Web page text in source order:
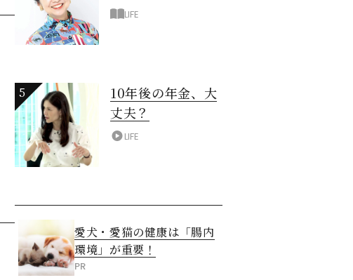
一つでどこへでも
LIFE
5
10年後の年金、大
丈夫？
LIFE
愛犬・愛猫の健康は「腸内
環境」が重要！
PR